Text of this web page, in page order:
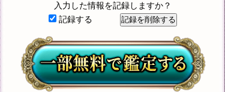
入力した情報を記録しますか？
記録する